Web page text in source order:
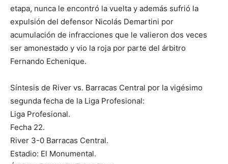
etapa, nunca le encontró la vuelta y además sufrió la
expulsión del defensor Nicolás Demartini por
acumulación de infracciones que le valieron dos veces
ser amonestado y vio la roja por parte del árbitro
Fernando Echenique.
Síntesis de River vs. Barracas Central por la vigésimo
segunda fecha de la Liga Profesional:
Liga Profesional.
Fecha 22.
River 3-0 Barracas Central.
Estadio: El Monumental.